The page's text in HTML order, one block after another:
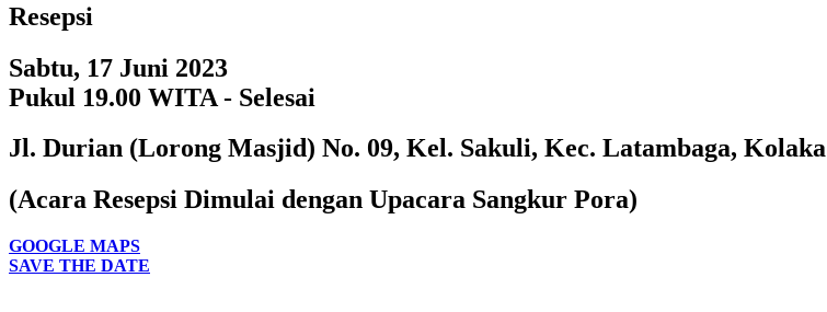
Resepsi
Sabtu, 17 Juni 2023
Pukul 19.00 WITA - Selesai
Jl. Durian (Lorong Masjid) No. 09, Kel. Sakuli, Kec. Latambaga, Kolaka
(Acara Resepsi Dimulai dengan Upacara Sangkur Pora)
GOOGLE MAPS
SAVE THE DATE